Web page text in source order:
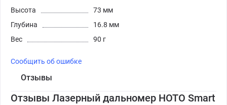
Высота
73 мм
Глубина
16.8 мм
Вес
90 г
Сообщить об ошибке
Отзывы
Отзывы Лазерный дальномер HOTO Smart